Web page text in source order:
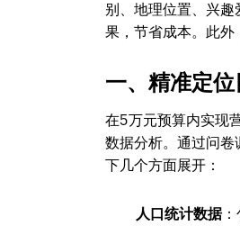
别、地理位置、兴
果，节省成本。此外
一、精准定
在5万元预算内实现
数据分析。通过问
下几个方面展开：
人口统计数据：